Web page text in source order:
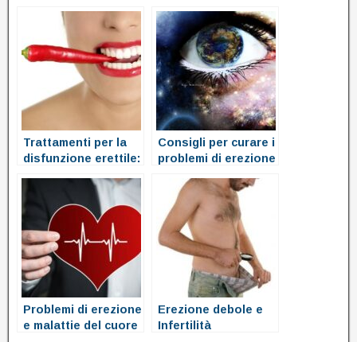
Trattamenti per la
disfunzione erettile:
Consigli per curare i
problemi di erezione
Problemi di erezione
e malattie del cuore
Erezione debole e
Infertilità